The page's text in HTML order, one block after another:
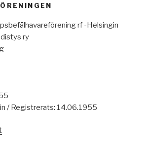
rf -Helsingin
ry
/ Registrerats: 14.06.1955